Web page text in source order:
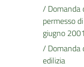
/ Domanda
permesso
giugno
/ Domanda
edilizia